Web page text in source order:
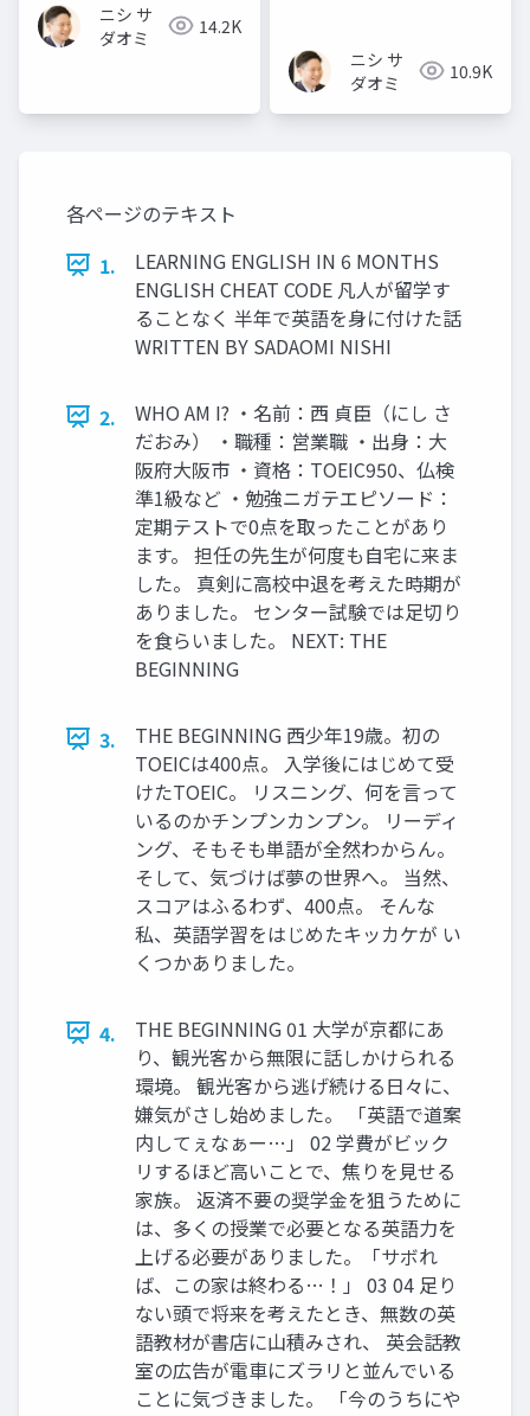
ニシ サ
ダオミ
14.2K
ニシ サ
ダオミ
10.9K
各ページのテキスト
1.
LEARNING ENGLISH IN 6 MONTHS
ENGLISH CHEAT CODE 凡人が留学す
ることなく 半年で英語を身に付けた話
WRITTEN BY SADAOMI NISHI
2.
WHO AM I? ・名前：西 貞臣（にし さ
だおみ） ・職種：営業職 ・出身：大
阪府大阪市 ・資格：TOEIC950、仏検
準1級など ・勉強ニガテエピソード：
定期テストで0点を取ったことがあり
ます。 担任の先生が何度も自宅に来ま
した。 真剣に高校中退を考えた時期が
ありました。 センター試験では足切り
を食らいました。 NEXT: THE
BEGINNING
3.
THE BEGINNING 西少年19歳。初の
TOEICは400点。 入学後にはじめて受
けたTOEIC。 リスニング、何を言って
いるのかチンプンカンプン。 リーディ
ング、そもそも単語が全然わからん。
そして、気づけば夢の世界へ。 当然、
スコアはふるわず、400点。 そんな
私、英語学習をはじめたキッカケが い
くつかありました。
4.
THE BEGINNING 01 大学が京都にあ
り、観光客から無限に話しかけられる
環境。 観光客から逃げ続ける日々に、
嫌気がさし始めました。 「英語で道案
内してぇなぁー…」 02 学費がビック
リするほど高いことで、焦りを見せる
家族。 返済不要の奨学金を狙うために
は、多くの授業で必要となる英語力を
上げる必要がありました。「サボれ
ば、この家は終わる…！」 03 04 足り
ない頭で将来を考えたとき、無数の英
語教材が書店に山積みされ、 英会話教
室の広告が電車にズラリと並んでいる
ことに気づきました。 「今のうちにや